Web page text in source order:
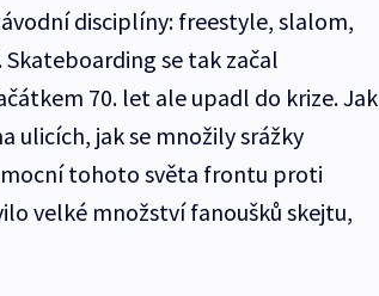
disciplíny: freestyle, slalom,
se tak začal
70. let ale upadl do krize. Jak
ulicích, jak se množily srážky
tohoto světa frontu proti
velké množství fanoušků skejtu,